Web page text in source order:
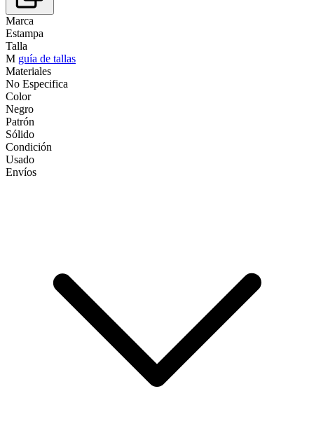
Marca
Estampa
Talla
M guía de tallas
Materiales
No Especifica
Color
Negro
Patrón
Sólido
Condición
Usado
Envíos